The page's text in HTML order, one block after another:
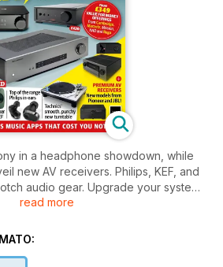
in a headphone showdown, while
new AV receivers. Philips, KEF, and
audio gear. Upgrade your system
Marantz, Mission, NAD, and
read more